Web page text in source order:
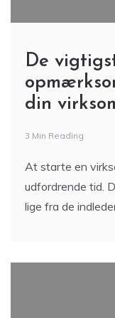
De
din
3 Min Reading
At starte en
udfordrende tid.
lige fra de